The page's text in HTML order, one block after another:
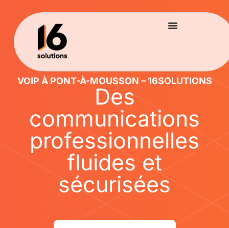
VOIP À PONT-À-MOUSSON – 16SOLUTIONS
Des
communications
professionnelles
fluides et
sécurisées